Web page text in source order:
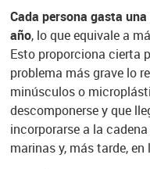
Cada persona gasta
año, lo que equivale a
Esto proporciona cierta
problema más grave lo
minúsculos o
descomponerse y que
incorporarse a la
marinas y, más tarde, en